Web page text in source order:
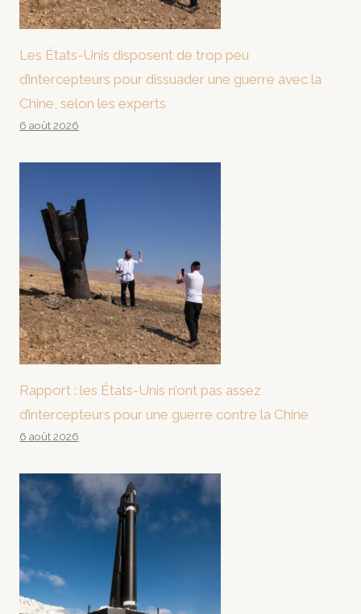
Les États-Unis disposent de trop peu
d’intercepteurs pour dissuader une guerre avec la
Chine, selon les experts
6 août 2026
Rapport : les États-Unis n’ont pas assez
d’intercepteurs pour une guerre contre la Chine
6 août 2026